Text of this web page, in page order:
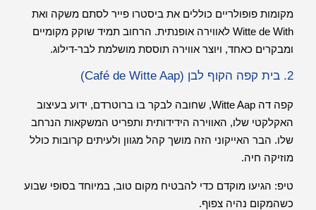
מקומות פופולריים כוללים את ביסטרו פייר לסתם משקה ואת
Witte de With לאווירה אופנתית. הרחוב תמיד שוקק מקומיים
ומבקרים כאחד, ויוצר אווירה תוססת מושלמת לבר-דילוג.
2. בית קפה הקוף לבן (Café de Witte Aap)
קפה דה Witte Aap, שחובה לבקר בו ברוטרדם, ידוע בעיצוב
האקלקטי שלו, האווירה הידידותית ותפריט המשקאות הנרחב
שלו. הבר האייקוני הזה מושך קהל מגוון ולעיתים קרובות כולל
מוזיקה חיה.
טיפ: הגיעו מוקדם כדי להבטיח מקום טוב, במיוחד בסופי שבוע
כשהמקום נהיה צפוף.